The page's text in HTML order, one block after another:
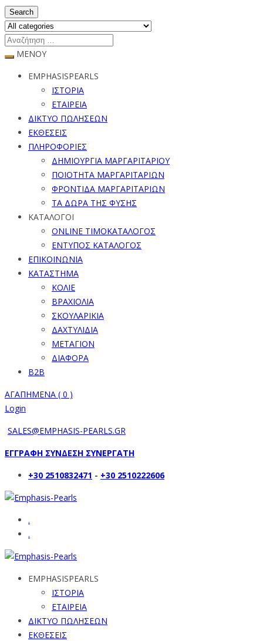
Search
ΜΕΝΟΥ
EMPHASISPEARLS
ΙΣΤΟΡΙΑ
ΕΤΑΙΡΕΙΑ
ΔΙΚΤΥΟ ΠΩΛΗΣΕΩΝ
ΕΚΘΕΣΕΙΣ
ΠΛΗΡΟΦΟΡΙΕΣ
ΔΗΜΙΟΥΡΓΙΑ ΜΑΡΓΑΡΙΤΑΡΙΟΥ
ΠΟΙΟΤΗΤΑ ΜΑΡΓΑΡΙΤΑΡΙΩΝ
ΦΡΟΝΤΙΔΑ ΜΑΡΓΑΡΙΤΑΡΙΩΝ
ΤΑ ΔΩΡΑ ΤΗΣ ΦΥΣΗΣ
ΚΑΤΑΛΟΓΟΙ
ONLINE ΤΙΜΟΚΑΤΑΛΟΓΟΣ
ΕΝΤΥΠΟΣ ΚΑΤΑΛΟΓΟΣ
ΕΠΙΚΟΙΝΩΝΙΑ
ΚΑΤΑΣΤΗΜΑ
ΚΟΛΙΕ
ΒΡΑΧΙΟΛΙΑ
ΣΚΟΥΛΑΡΙΚΙΑ
ΔΑΧΤΥΛΙΔΙΑ
ΜΕΤΑΓΙΟΝ
ΔΙΑΦΟΡΑ
B2B
ΑΓΑΠΗΜΕΝΑ ( 0 )
Login
SALES@EMPHASIS-PEARLS.GR
ΕΓΓΡΑΦΗ ΣΥΝΔΕΣΗ ΣΥΝΕΡΓΑΤΗ
+30 2510832471 - +30 2510222606
.
.
EMPHASISPEARLS
ΙΣΤΟΡΙΑ
ΕΤΑΙΡΕΙΑ
ΔΙΚΤΥΟ ΠΩΛΗΣΕΩΝ
ΕΚΘΕΣΕΙΣ